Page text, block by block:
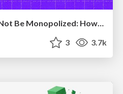
The AI Revolution Will Not Be Monopolized: How open-source beats economies of scale, even for LLMs
3 3.7k